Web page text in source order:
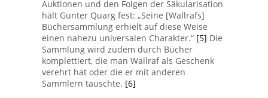
Auktionen und den Folgen der Säkularisation
hält Gunter Quarg fest: „Seine [Wallrafs]
Büchersammlung erhielt auf diese Weise
einen nahezu universalen Charakter.“ [5] Die
Sammlung wird zudem durch Bücher
komplettiert, die man Wallraf als Geschenk
verehrt hat oder die er mit anderen
Sammlern tauschte. [6]